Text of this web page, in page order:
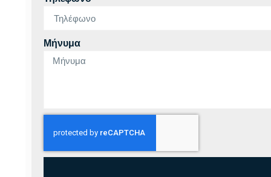
Μήνυμα